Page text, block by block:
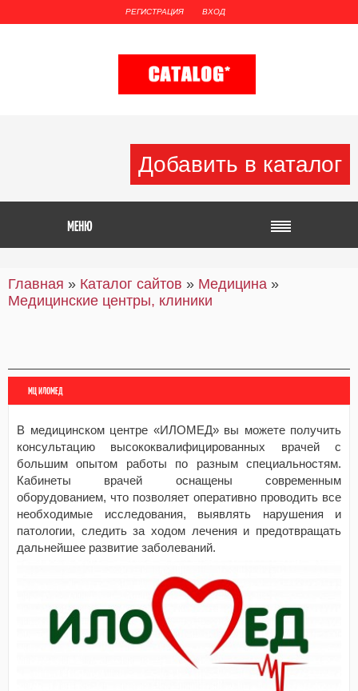
РЕГИСТРАЦИЯ ВХОД
Добавить в каталог
Главная » Каталог сайтов » Медицина »
Медицинские центры, клиники
МЦ ИЛОМЕД
В медицинском центре «ИЛОМЕД» вы можете получить
консультацию высококвалифицированных врачей с
большим опытом работы по разным специальностям.
Кабинеты врачей оснащены современным
оборудованием, что позволяет оперативно проводить все
необходимые исследования, выявлять нарушения и
патологии, следить за ходом лечения и предотвращать
дальнейшее развитие заболеваний.